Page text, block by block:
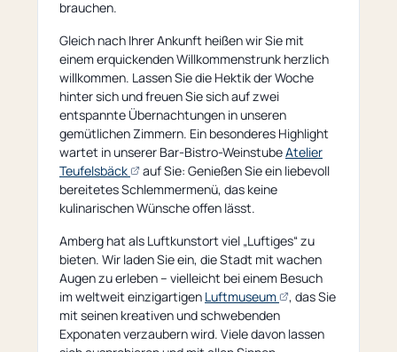
brauchen.
Gleich nach Ihrer Ankunft heißen wir Sie mit
einem erquickenden Willkommenstrunk herzlich
willkommen. Lassen Sie die Hektik der Woche
hinter sich und freuen Sie sich auf zwei
entspannte Übernachtungen in unseren
gemütlichen Zimmern. Ein besonderes Highlight
wartet in unserer Bar-Bistro-WeinstubeAtelier
Teufelsbäck
(öffnet
externe
Seite)
auf Sie: Genießen Sie ein liebevoll
bereitetes Schlemmermenü, das keine
kulinarischen Wünsche offen lässt.
Amberg hat als Luftkunstort viel „Luftiges“ zu
bieten. Wir laden Sie ein, die Stadt mit wachen
Augen zu erleben – vielleicht bei einem Besuch
im weltweit einzigartigen Luftmuseum
(öffnet
Seite)
, das Sie
mit seinen kreativen und schwebenden
Exponaten verzaubern wird. Viele davon lassen